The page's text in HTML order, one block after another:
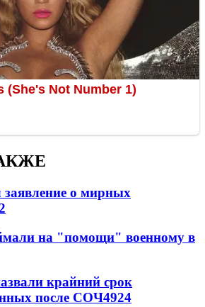
заявление о мирных
на "помощи" военному в
крайний срок
после СОЧ4924